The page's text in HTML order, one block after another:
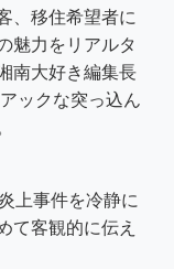
、移住希望者に
魅力をリアルタ
南大好き編集長
ックな突っ込ん
上事件を冷静に
て客観的に伝え